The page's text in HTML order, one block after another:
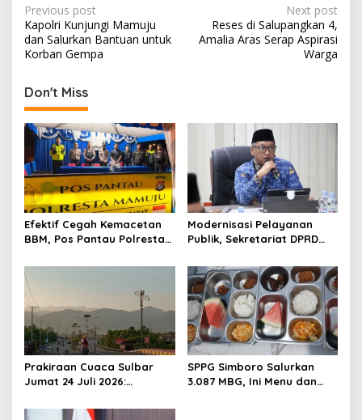
P
o
s
t
n
a
v
i
g
a
t
i
o
n
Previous post
Kapolri Kunjungi Mamuju
dan Salurkan Bantuan untuk
Korban Gempa
Next post
Reses di Salupangkan 4,
Amalia Aras Serap Aspirasi
Warga
Don't Miss
Efektif Cegah Kemacetan
BBM, Pos Pantau Polresta
SPBU Kali Mamuju
Modernisasi Pelayanan
Publik, Sekretariat DPRD
Luncurkan Aplikasi SIPAKDE
Prakiraan Cuaca Sulbar
Jumat 24 Juli 2026:
Daerah Pesisir Cerah
SPPG Simboro Salurkan
3.087 MBG, Ini Menu dan